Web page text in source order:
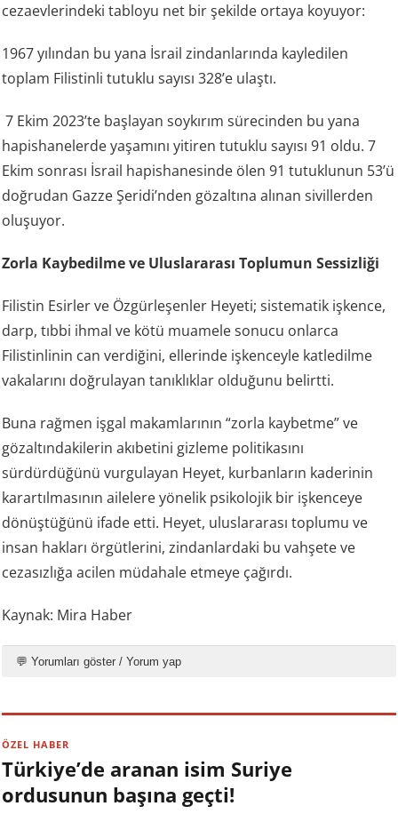
cezaevlerindeki tabloyu net bir şekilde ortaya koyuyor:
1967 yılından bu yana İsrail zindanlarında kayledilen
toplam Filistinli tutuklu sayısı 328’e ulaştı.
7 Ekim 2023’te başlayan soykırım sürecinden bu yana
hapishanelerde yaşamını yitiren tutuklu sayısı 91 oldu. 7
Ekim sonrası İsrail hapishanesinde ölen 91 tutuklunun 53’ü
doğrudan Gazze Şeridi’nden gözaltına alınan sivillerden
oluşuyor.
Zorla Kaybedilme ve Uluslararası Toplumun Sessizliği
Filistin Esirler ve Özgürleşenler Heyeti; sistematik işkence,
darp, tıbbi ihmal ve kötü muamele sonucu onlarca
Filistinlinin can verdiğini, ellerinde işkenceyle katledilme
vakalarını doğrulayan tanıklıklar olduğunu belirtti.
Buna rağmen işgal makamlarının “zorla kaybetme” ve
gözaltındakilerin akıbetini gizleme politikasını
sürdürdüğünü vurgulayan Heyet, kurbanların kaderinin
karartılmasının ailelere yönelik psikolojik bir işkenceye
dönüştüğünü ifade etti. Heyet, uluslararası toplumu ve
insan hakları örgütlerini, zindanlardaki bu vahşete ve
cezasızlığa acilen müdahale etmeye çağırdı.
Kaynak: Mira Haber
💬 Yorumları göster / Yorum yap
ÖZEL HABER
Türkiye’de aranan isim Suriye
ordusunun başına geçti!